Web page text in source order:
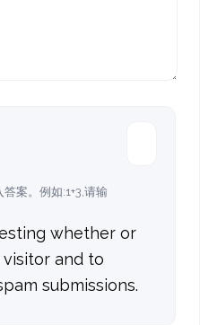
案。例如:1+3,请输
whether or
and to
submissions.